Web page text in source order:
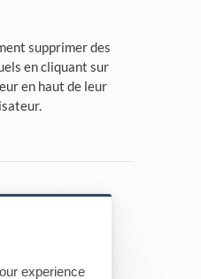
experience
supprimer des
en cliquant sur
en haut de leur
HelpDocs